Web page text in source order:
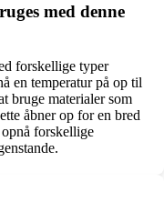
med denne
forskellige typer
en temperatur på op til
bruge materialer som
åbner op for en bred
forskellige